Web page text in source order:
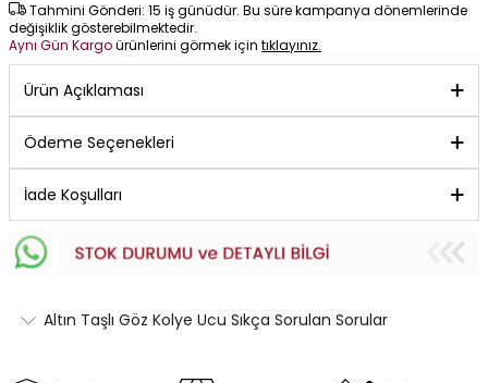
Tahmini Gönderi: 15 iş günüdür. Bu süre kampanya dönemlerinde
değişiklik gösterebilmektedir.
Aynı Gün Kargoürünlerini görmek için tıklayınız.
Ürün Açıklaması
Ödeme Seçenekleri
İade Koşulları
Altın Taşlı Göz Kolye Ucu Sıkça Sorulan Sorular